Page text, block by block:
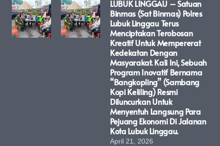
LUBUK LINGGAU – Satuan
Binmas (Sat Binmas) Polres
Lubuk Linggau Terus
Menciptakan Terobosan
Kreatif Untuk Mempererat
Kedekatan Dengan
Masyarakat. Kali Ini, Sebuah
Program Inovatif Bernama
“Bangkopling” (Sambang
Kopi Keliling) Resmi
Diluncurkan Untuk
Menyentuh Langsung Para
Pejuang Ekonomi Di Jalanan
Kota Lubuk Linggau.
April 21, 2026